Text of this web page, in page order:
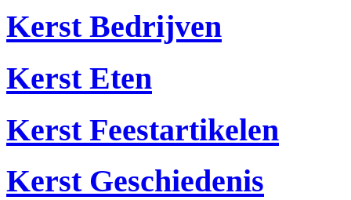
Kerst Bedrijven
Kerst Eten
Kerst Feestartikelen
Kerst Geschiedenis